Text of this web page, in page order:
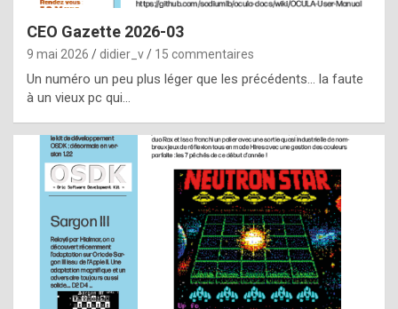
i
e
f
o
m
m
a
y
b
e
CEO Gazette 2026-03
9 mai 2026 didier_v 15 commentaires
Un numéro un peu plus léger que les précédents… la faute
à un vieux pc qui…